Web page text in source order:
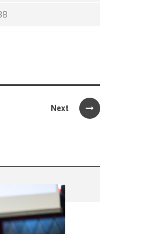
prímás és Jusszef
Next